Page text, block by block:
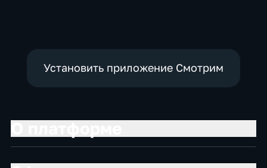
Установить приложение Смотрим